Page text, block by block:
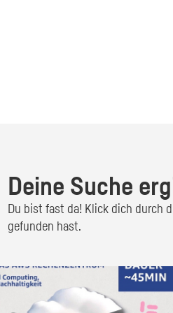
Deine Suche
Du bist fast da! Klick dich durch
gefunden hast.